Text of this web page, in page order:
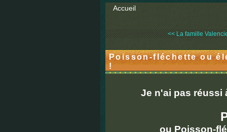
Accueil
<< La famille
Poisson-fléchette ou
!
Je n'ai pas réussi
ou Poisson-